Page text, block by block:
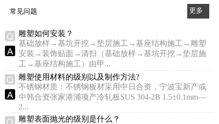
常见问题
更多
雕塑如何安装？
基础放样→基坑开挖→垫层施工→基座结构施工→雕塑
安装→装饰贴面→清扫（基础放样→基坑开挖→垫层施
工→基座结构施工）由甲...
雕塑使用材料的级别以及制作方法?
不锈钢材质：不锈钢板材采用中日合资，宁波宝新产或
中韩合资张家港浦项产冷轧板SUS 304-2B 1.5±0.1mm—
2...
雕塑表面抛光的级别是什么？